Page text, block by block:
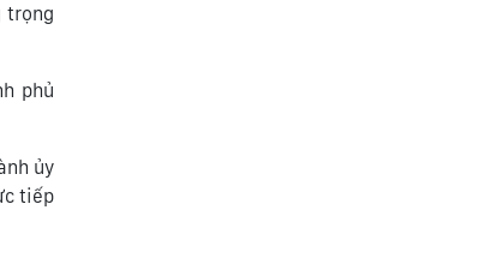
trọng
phủ
ủy
tiếp